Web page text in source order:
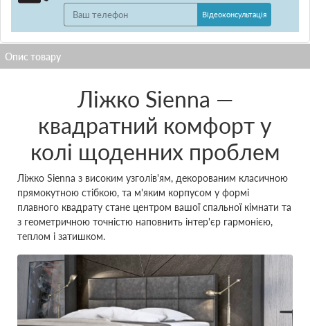
Відеоконсультація
Ліжко Sienna —
квадратний комфорт у
колі щоденних проблем
Ліжко Sienna з високим узголів'ям, декорованим класичною
прямокутною стібкою, та м'яким корпусом у формі
плавного квадрату стане центром вашої спальної кімнати та
з геометричною точністю наповнить інтер'єр гармонією,
теплом і затишком.